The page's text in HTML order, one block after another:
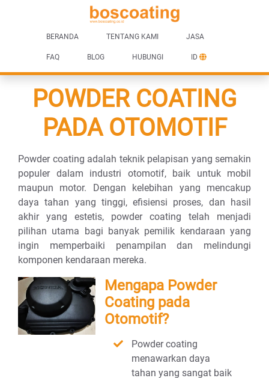
BERANDA TENTANG KAMI JASA
FAQ BLOG HUBUNGI ID
POWDER COATING
PADA OTOMOTIF
Powder coating adalah teknik pelapisan yang semakin
populer dalam industri otomotif, baik untuk mobil
maupun motor. Dengan kelebihan yang mencakup
daya tahan yang tinggi, efisiensi proses, dan hasil
akhir yang estetis, powder coating telah menjadi
pilihan utama bagi banyak pemilik kendaraan yang
ingin memperbaiki penampilan dan melindungi
komponen kendaraan mereka.
Mengapa Powder
Coating pada
Otomotif?
Powder coating
menawarkan daya
tahan yang sangat baik